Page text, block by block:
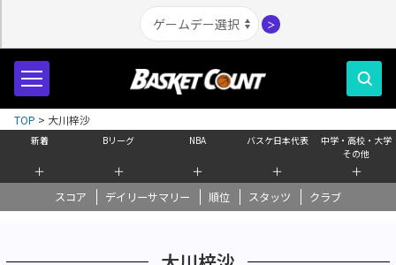
＞
新着
＋
Bリーグ
＋
NBA
＋
バスケ日本代表
＋
中学・高校・大学
その他
＋
スコア デイリーサマリー 順位 スタッツ クラブ
TOP > 大川梓沙